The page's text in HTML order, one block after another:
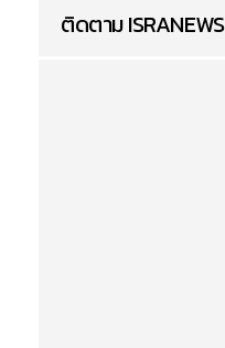
ติดตาม ISRANEWS